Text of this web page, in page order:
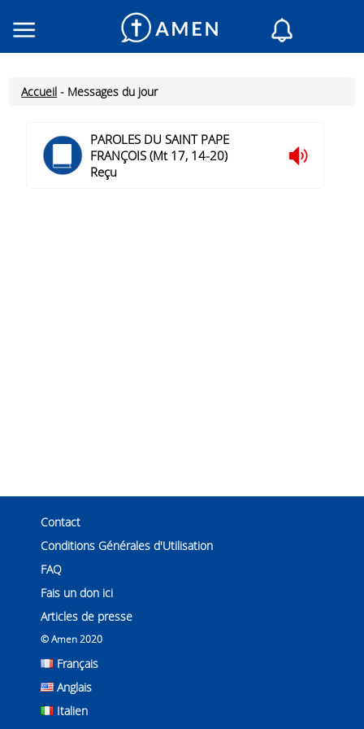
Consacré
Lecture du jour
Messages du jour
Saint du jour
Accueil - Messages du jour
PAROLES DU SAINT PAPE
FRANÇOIS (Mt 17, 14-20)
Reçu
Contact
Conditions Générales d'Utilisation
FAQ
Fais un don ici
Articles de presse
© Amen 2020
Français
Anglais
Italien